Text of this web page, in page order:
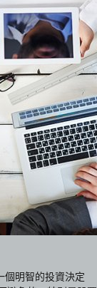
個明智的投資決定